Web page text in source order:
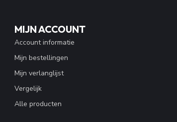
MIJN ACCOUNT
Account informatie
Mijn bestellingen
Mijn verlanglijst
Vergelijk
Alle producten